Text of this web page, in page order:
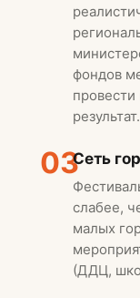
фондов
провести
результат.
03Сеть
слабее,
малых
(ДДЦ,